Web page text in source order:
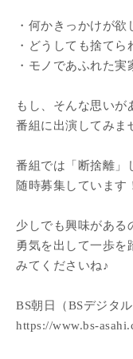
・何かきっかけが欲
・どうしても捨てら
・モノであふれた実
もし、そんな思いが
番組に出演してみま
番組では「断捨離」
随時募集しています
少しでも興味がある
勇気を出して一歩を
みてくださいね♪
BS朝日（BSデジタル
https://www.bs-